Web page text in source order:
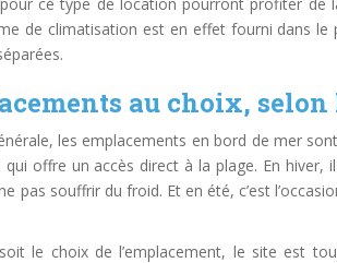
de climatisation est en effet fourni dans
au choix, selon
les emplacements en bord de mer
qui offre un accès direct à la plage. En hiver,
pas souffrir du froid. Et en été, c’est
le choix de l’emplacement, le site est